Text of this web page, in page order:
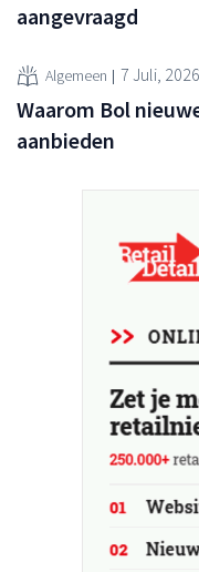
aangevraagd
Algemeen 7 Juli, 2026
Waarom Bol
aanbieden